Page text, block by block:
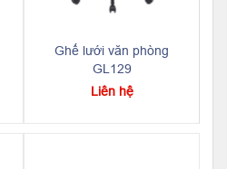
Ghế lưới văn phòng
GL129
Liên hệ